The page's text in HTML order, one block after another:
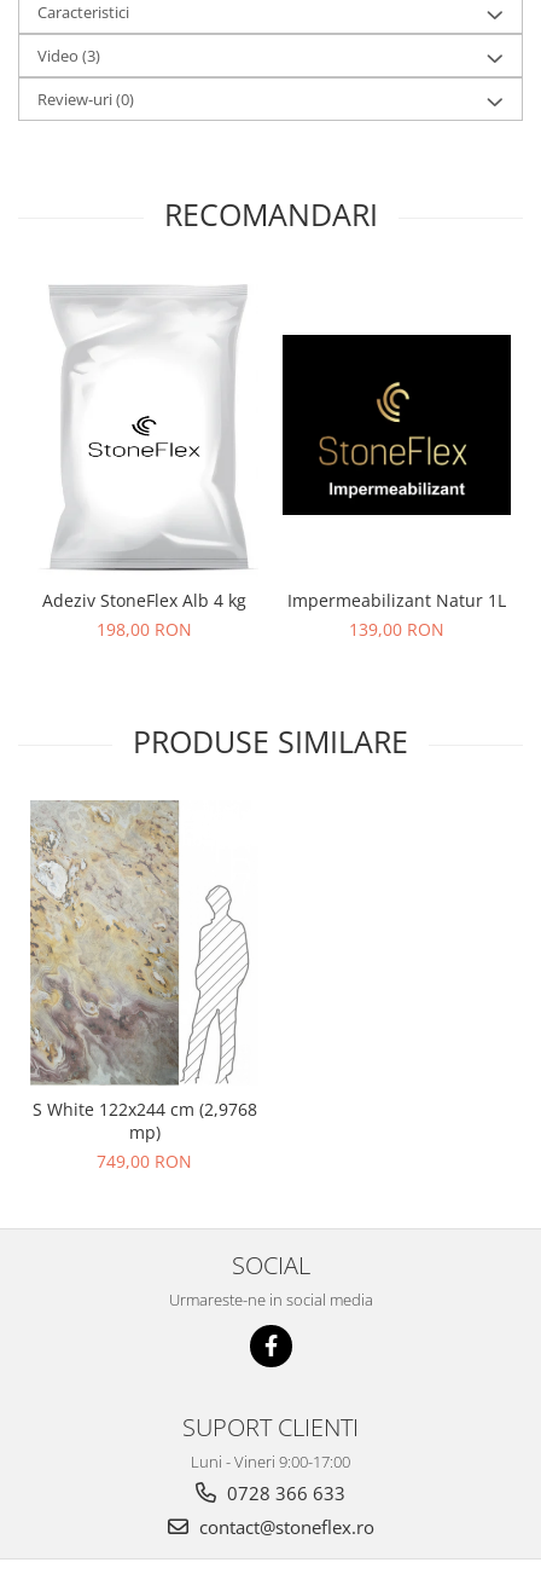
Caracteristici
Video (3)
Review-uri(0)
RECOMANDARI
Adeziv StoneFlex Alb 4 kg
198,00 RON
Impermeabilizant Natur 1L
139,00 RON
PRODUSE SIMILARE
S White 122x244 cm (2,9768
mp)
749,00 RON
SOCIAL
Urmareste-ne in social media
SUPORT CLIENTI
Luni - Vineri 9:00-17:00
0728 366 633
contact@stoneflex.ro